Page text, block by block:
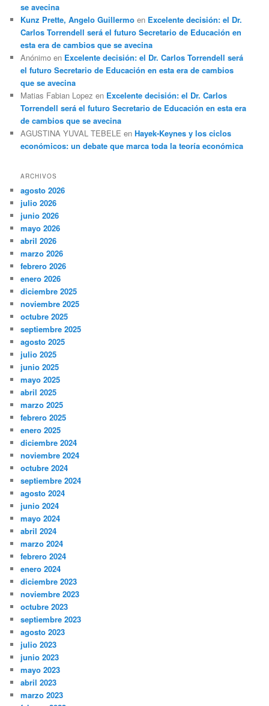
se avecina
Kunz Prette, Angelo Guillermo en Excelente decisión: el Dr.
Carlos Torrendell será el futuro Secretario de Educación en
esta era de cambios que se avecina
Anónimo en Excelente decisión: el Dr. Carlos Torrendell será
el futuro Secretario de Educación en esta era de cambios
que se avecina
Matias Fabian Lopez en Excelente decisión: el Dr. Carlos
Torrendell será el futuro Secretario de Educación en esta era
de cambios que se avecina
AGUSTINA YUVAL TEBELE enHayek-Keynes y los ciclos
económicos: un debate que marca toda la teoría económica
ARCHIVOS
agosto 2026
julio 2026
junio 2026
mayo 2026
abril 2026
marzo 2026
febrero 2026
enero 2026
diciembre 2025
noviembre 2025
octubre 2025
septiembre 2025
agosto 2025
julio 2025
junio 2025
mayo 2025
abril 2025
marzo 2025
febrero 2025
enero 2025
diciembre 2024
noviembre 2024
octubre 2024
septiembre 2024
agosto 2024
junio 2024
mayo 2024
abril 2024
marzo 2024
febrero 2024
enero 2024
diciembre 2023
noviembre 2023
octubre 2023
septiembre 2023
agosto 2023
julio 2023
junio 2023
mayo 2023
abril 2023
marzo 2023